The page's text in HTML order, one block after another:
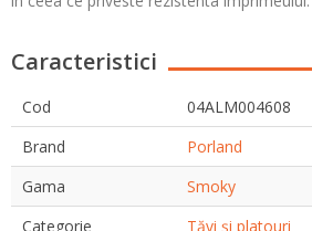
Caracteristici
Cod
04ALM004608
Brand
Porland
Gama
Smoky
Categorie
Tăvi și platouri